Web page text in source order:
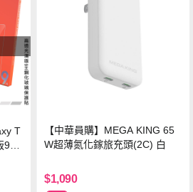
T
【中華員購】MEGA KING 65
W超薄氮化鎵旅充頭(2C) 白
$1,090